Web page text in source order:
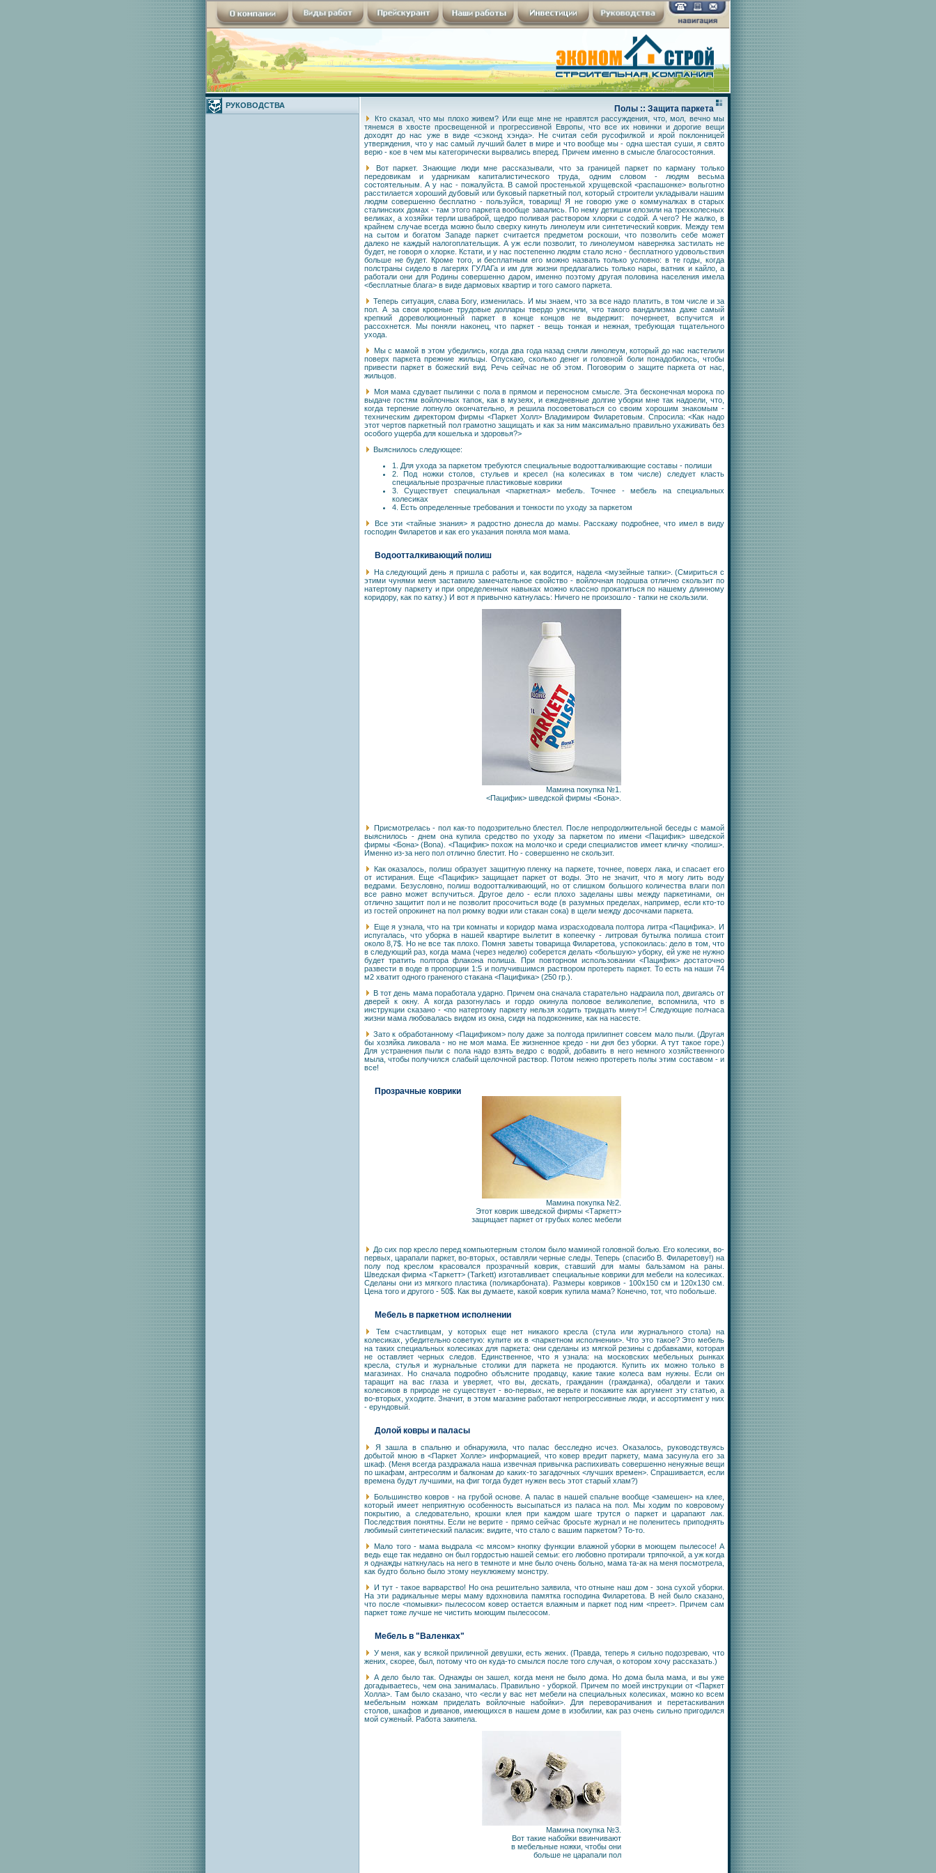
РУКОВОДСТВА Полы :: Защита паркета
Кто сказал, что мы плохо живем? Или еще мне не нравятся рассуждения, что, мол, вечно мы
тянемся в хвосте просвещенной и прогрессивной Европы, что все их новинки и дорогие вещи
доходят до нас уже в виде <сэконд хэнда>. Не считая себя русофилкой и ярой поклонницей
утверждения, что у нас самый лучший балет в мире и что вообще мы - одна шестая суши, я свято
верю - кое в чем мы категорически вырвались вперед. Причем именно в смысле благосостояния.
Вот паркет. Знающие люди мне рассказывали, что за границей паркет по карману только
передовикам и ударникам капиталистического труда, одним словом - людям весьма
состоятельным. А у нас - пожалуйста. В самой простенькой хрущевской <распашонке> вольготно
расстилается хороший дубовый или буковый паркетный пол, который строители укладывали нашим
людям совершенно бесплатно - пользуйся, товарищ! Я не говорю уже о коммуналках в старых
сталинских домах - там этого паркета вообще завались. По нему детишки елозили на трехколесных
великах, а хозяйки терли шваброй, щедро поливая раствором хлорки с содой. А чего? Не жалко, в
крайнем случае всегда можно было сверху кинуть линолеум или синтетический коврик. Между тем
на сытом и богатом Западе паркет считается предметом роскоши, что позволить себе может
далеко не каждый налогоплательщик. А уж если позволит, то линолеумом наверняка застилать не
будет, не говоря о хлорке. Кстати, и у нас постепенно людям стало ясно - бесплатного удовольствия
больше не будет. Кроме того, и бесплатным его можно назвать только условно: в те годы, когда
полстраны сидело в лагерях ГУЛАГа и им для жизни предлагались только нары, ватник и кайло, а
работали они для Родины совершенно даром, именно поэтому другая половина населения имела
<бесплатные блага> в виде дармовых квартир и того самого паркета.
Теперь ситуация, слава Богу, изменилась. И мы знаем, что за все надо платить, в том числе и за
пол. А за свои кровные трудовые доллары твердо уяснили, что такого вандализма даже самый
крепкий дореволюционный паркет в конце концов не выдержит: почернеет, вспучится и
рассохнется. Мы поняли наконец, что паркет - вещь тонкая и нежная, требующая тщательного
ухода.
Мы с мамой в этом убедились, когда два года назад сняли линолеум, который до нас настелили
поверх паркета прежние жильцы. Опускаю, сколько денег и головной боли понадобилось, чтобы
привести паркет в божеский вид. Речь сейчас не об этом. Поговорим о защите паркета от нас,
жильцов.
Моя мама сдувает пылинки с пола в прямом и переносном смысле. Эта бесконечная морока по
выдаче гостям войлочных тапок, как в музеях, и ежедневные долгие уборки мне так надоели, что,
когда терпение лопнуло окончательно, я решила посоветоваться со своим хорошим знакомым -
техническим директором фирмы <Паркет Холл> Владимиром Филаретовым. Спросила: <Как надо
этот чертов паркетный пол грамотно защищать и как за ним максимально правильно ухаживать без
особого ущерба для кошелька и здоровья?>
Выяснилось следующее:
1. Для ухода за паркетом требуются специальные водоотталкивающие составы - полиши
2. Под ножки столов, стульев и кресел (на колесиках в том числе) следует класть
специальные прозрачные пластиковые коврики
3. Существует специальная <паркетная> мебель. Точнее - мебель на специальных
колесиках
4. Есть определенные требования и тонкости по уходу за паркетом
Все эти <тайные знания> я радостно донесла до мамы. Расскажу подробнее, что имел в виду
господин Филаретов и как его указания поняла моя мама.
Водоотталкивающий полиш
На следующий день я пришла с работы и, как водится, надела <музейные тапки>. (Смириться с
этими чунями меня заставило замечательное свойство - войлочная подошва отлично скользит по
натертому паркету и при определенных навыках можно классно прокатиться по нашему длинному
коридору, как по катку.) И вот я привычно катнулась: Ничего не произошло - тапки не скользили.
Мамина покупка №1.
<Пацифик> шведской фирмы <Бона>.
Присмотрелась - пол как-то подозрительно блестел. После непродолжительной беседы с мамой
выяснилось - днем она купила средство по уходу за паркетом по имени <Пацифик> шведской
фирмы <Бона> (Bona). <Пацифик> похож на молочко и среди специалистов имеет кличку <полиш>.
Именно из-за него пол отлично блестит. Но - совершенно не скользит.
Как оказалось, полиш образует защитную пленку на паркете, точнее, поверх лака, и спасает его
от истирания. Еще <Пацифик> защищает паркет от воды. Это не значит, что я могу лить воду
ведрами. Безусловно, полиш водоотталкивающий, но от слишком большого количества влаги пол
все равно может вспучиться. Другое дело - если плохо заделаны швы между паркетинами, он
отлично защитит пол и не позволит просочиться воде (в разумных пределах, например, если кто-то
из гостей опрокинет на пол рюмку водки или стакан сока) в щели между досочками паркета.
Еще я узнала, что на три комнаты и коридор мама израсходовала полтора литра <Пацифика>. И
испугалась, что уборка в нашей квартире вылетит в копеечку - литровая бутылка полиша стоит
около 8,7$. Но не все так плохо. Помня заветы товарища Филаретова, успокоилась: дело в том, что
в следующий раз, когда мама (через неделю) соберется делать <большую> уборку, ей уже не нужно
будет тратить полтора флакона полиша. При повторном использовании <Пацифик> достаточно
развести в воде в пропорции 1:5 и получившимся раствором протереть паркет. То есть на наши 74
м2 хватит одного граненого стакана <Пацифика> (250 гр.).
В тот день мама поработала ударно. Причем она сначала старательно надраила пол, двигаясь от
дверей к окну. А когда разогнулась и гордо окинула половое великолепие, вспомнила, что в
инструкции сказано - <по натертому паркету нельзя ходить тридцать минут>! Следующие полчаса
жизни мама любовалась видом из окна, сидя на подоконнике, как на насесте.
Зато к обработанному <Пацификом> полу даже за полгода прилипнет совсем мало пыли. (Другая
бы хозяйка ликовала - но не моя мама. Ее жизненное кредо - ни дня без уборки. А тут такое горе.)
Для устранения пыли с пола надо взять ведро с водой, добавить в него немного хозяйственного
мыла, чтобы получился слабый щелочной раствор. Потом нежно протереть полы этим составом - и
все!
Прозрачные коврики
Мамина покупка №2.
Этот коврик шведской фирмы <Таркетт>
защищает паркет от грубых колес мебели
До сих пор кресло перед компьютерным столом было маминой головной болью. Его колесики, во-
первых, царапали паркет, во-вторых, оставляли черные следы. Теперь (спасибо В. Филаретову!) на
полу под креслом красовался прозрачный коврик, ставший для мамы бальзамом на раны.
Шведская фирма <Таркетт> (Tarkett) изготавливает специальные коврики для мебели на колесиках.
Сделаны они из мягкого пластика (поликарбоната). Размеры ковриков - 100х150 см и 120х130 см.
Цена того и другого - 50$. Как вы думаете, какой коврик купила мама? Конечно, тот, что побольше.
Мебель в паркетном исполнении
Тем счастливцам, у которых еще нет никакого кресла (стула или журнального стола) на
колесиках, убедительно советую: купите их в <паркетном исполнении>. Что это такое? Это мебель
на таких специальных колесиках для паркета: они сделаны из мягкой резины с добавками, которая
не оставляет черных следов. Единственное, что я узнала: на московских мебельных рынках
кресла, стулья и журнальные столики для паркета не продаются. Купить их можно только в
магазинах. Но сначала подробно объясните продавцу, какие такие колеса вам нужны. Если он
таращит на вас глаза и уверяет, что вы, дескать, гражданин (гражданка), обалдели и таких
колесиков в природе не существует - во-первых, не верьте и покажите как аргумент эту статью, а
во-вторых, уходите. Значит, в этом магазине работают непрогрессивные люди, и ассортимент у них
- ерундовый.
Долой ковры и паласы
Я зашла в спальню и обнаружила, что палас бесследно исчез. Оказалось, руководствуясь
добытой мною в <Паркет Холле> информацией, что ковер вредит паркету, мама засунула его за
шкаф. (Меня всегда раздражала наша извечная привычка распихивать совершенно ненужные вещи
по шкафам, антресолям и балконам до каких-то загадочных <лучших времен>. Спрашивается, если
времена будут лучшими, на фиг тогда будет нужен весь этот старый хлам?)
Большинство ковров - на грубой основе. А палас в нашей спальне вообще <замешен> на клее,
который имеет неприятную особенность высыпаться из паласа на пол. Мы ходим по ковровому
покрытию, а следовательно, крошки клея при каждом шаге трутся о паркет и царапают лак.
Последствия понятны. Если не верите - прямо сейчас бросьте журнал и не поленитесь приподнять
любимый синтетический паласик: видите, что стало с вашим паркетом? То-то.
Мало того - мама выдрала <с мясом> кнопку функции влажной уборки в моющем пылесосе! А
ведь еще так недавно он был гордостью нашей семьи: его любовно протирали тряпочкой, а уж когда
я однажды наткнулась на него в темноте и мне было очень больно, мама та-ак на меня посмотрела,
как будто больно было этому неуклюжему монстру.
И тут - такое варварство! Но она решительно заявила, что отныне наш дом - зона сухой уборки.
На эти радикальные меры маму вдохновила памятка господина Филаретова. В ней было сказано,
что после <помывки> пылесосом ковер остается влажным и паркет под ним <преет>. Причем сам
паркет тоже лучше не чистить моющим пылесосом.
Мебель в "Валенках"
У меня, как у всякой приличной девушки, есть жених. (Правда, теперь я сильно подозреваю, что
жених, скорее, был, потому что он куда-то смылся после того случая, о котором хочу рассказать.)
А дело было так. Однажды он зашел, когда меня не было дома. Но дома была мама, и вы уже
догадываетесь, чем она занималась. Правильно - уборкой. Причем по моей инструкции от <Паркет
Холла>. Там было сказано, что <если у вас нет мебели на специальных колесиках, можно ко всем
мебельным ножкам приделать войлочные набойки>. Для переворачивания и перетаскивания
столов, шкафов и диванов, имеющихся в нашем доме в изобилии, как раз очень сильно пригодился
мой суженый. Работа закипела.
Мамина покупка №3.
Вот такие набойки ввинчивают
в мебельные ножки, чтобы они
больше не царапали пол